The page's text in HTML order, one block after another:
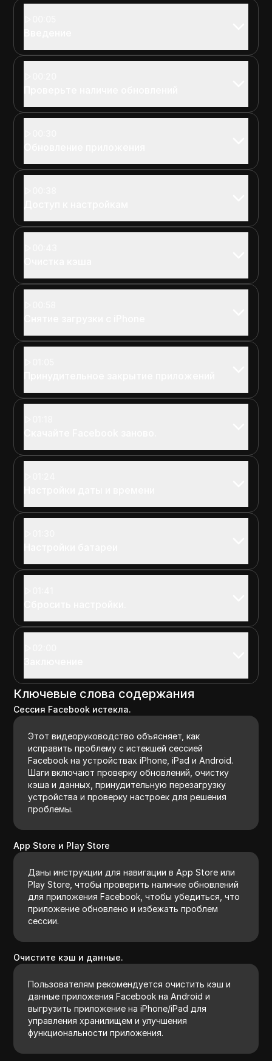
Ключевые слова содержания
Сессия Facebook истекла.
Этот видеоруководство объясняет, как
исправить проблему с истекшей сессией
Facebook на устройствах iPhone, iPad и Android.
Шаги включают проверку обновлений, очистку
кэша и данных, принудительную перезагрузку
устройства и проверку настроек для решения
проблемы.
App Store и Play Store
Даны инструкции для навигации в App Store или
Play Store, чтобы проверить наличие обновлений
для приложения Facebook, чтобы убедиться, что
приложение обновлено и избежать проблем
сессии.
Очистите кэш и данные.
Пользователям рекомендуется очистить кэш и
данные приложения Facebook на Android и
выгрузить приложение на iPhone/iPad для
управления хранилищем и улучшения
функциональности приложения.